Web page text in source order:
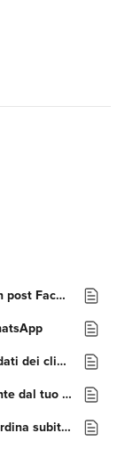
Deliverect Direct: Condividere il menu in un post Facebook
Deliverect Direct: Consultare o scaricare i dati dei clienti
Deliverect Direct: Accetta ordini direttamente dal tuo sito
Deliverect Direct: Aggiungere il pulsante Ordina subito a una pagina Facebook